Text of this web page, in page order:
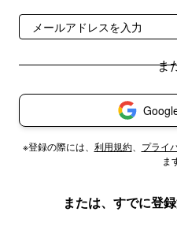
※登録の際には、 利用規約、 プライ
ま
または、すでに登